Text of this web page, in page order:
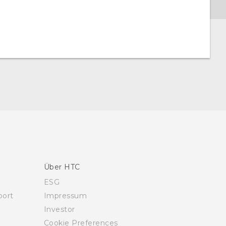
Über HTC
ESG
Impressum
Investor
Cookie Preferences